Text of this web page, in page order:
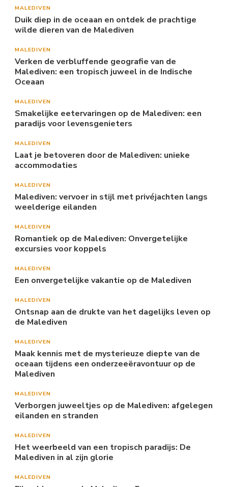
MALEDIVEN
Duik diep in de oceaan en ontdek de prachtige
wilde dieren van de Malediven
MALEDIVEN
Verken de verbluffende geografie van de
Malediven: een tropisch juweel in de Indische
Oceaan
MALEDIVEN
Smakelijke eetervaringen op de Malediven: een
paradijs voor levensgenieters
MALEDIVEN
Laat je betoveren door de Malediven: unieke
accommodaties
MALEDIVEN
Malediven: vervoer in stijl met privéjachten langs
weelderige eilanden
MALEDIVEN
Romantiek op de Malediven: Onvergetelijke
excursies voor koppels
MALEDIVEN
Een onvergetelijke vakantie op de Malediven
MALEDIVEN
Ontsnap aan de drukte van het dagelijks leven op
de Malediven
MALEDIVEN
Maak kennis met de mysterieuze diepte van de
oceaan tijdens een onderzeeëravontuur op de
Malediven
MALEDIVEN
Verborgen juweeltjes op de Malediven: afgelegen
eilanden en stranden
MALEDIVEN
Het weerbeeld van een tropisch paradijs: De
Malediven in al zijn glorie
MALEDIVEN